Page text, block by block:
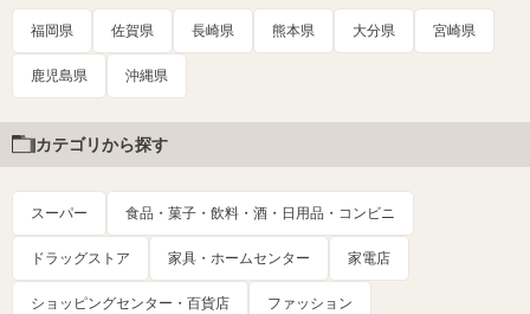
福岡県 佐賀県 長崎県 熊本県 大分県 宮崎県
鹿児島県 沖縄県
カテゴリから探す
スーパー 食品・菓子・飲料・酒・日用品・コンビニ
ドラッグストア 家具・ホームセンター 家電店
ショッピングセンター・百貨店 ファッション